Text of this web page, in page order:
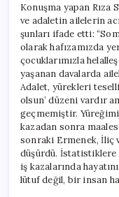
Konuşma yapan Rıza
ve adaletin ailelerin
şunları ifade etti:
olarak hafızamızda
çocuklarımızla
yaşanan davalarda
Adalet, yürekleri
olsun’ düzeni vardır
geçmemiştir.
kazadan sonra
sonraki Ermenek, İliç
düşürdü. İstatistiklere
iş kazalarında
lütuf değil, bir insan